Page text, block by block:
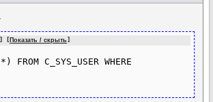
] [ Показать / скрыть ]
FROM C_SYS_USER WHERE